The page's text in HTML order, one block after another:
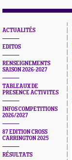
ACTUALITÉS
EDITOS
RENSEIGNEMENTS
SAISON 2026-2027
TABLEAUX DE
PRESENCE ACTIVITES
INFOS COMPETITIONS
2026/2027
87 EDITION CROSS
CARRINGTON 2025
RÉSULTATS